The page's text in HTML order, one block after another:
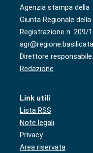
Agenzia stampa della
Giunta Regionale
Registrazione n. 209/
Direttore responsabile:
Redazione
Link utili
Lista RSS
Note legali
Privacy
Area riservata